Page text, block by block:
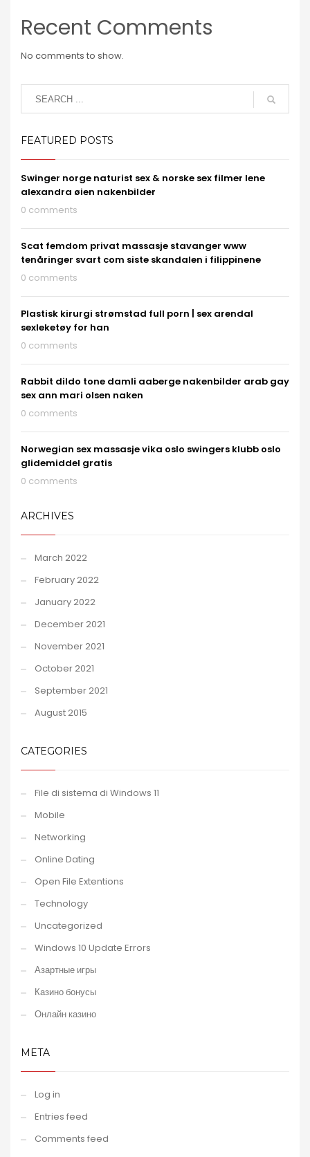
Recent Comments
No comments to show.
FEATURED POSTS
Swinger norge naturist sex & norske sex filmer lene
alexandra øien nakenbilder
0 comments
Scat femdom privat massasje stavanger www
tenåringer svart com siste skandalen i filippinene
0 comments
Plastisk kirurgi strømstad full porn | sex arendal
sexleketøy for han
0 comments
Rabbit dildo tone damli aaberge nakenbilder arab gay
sex ann mari olsen naken
0 comments
Norwegian sex massasje vika oslo swingers klubb oslo
glidemiddel gratis
0 comments
ARCHIVES
March 2022
February 2022
January 2022
December 2021
November 2021
October 2021
September 2021
August 2015
CATEGORIES
File di sistema di Windows 11
Mobile
Networking
Online Dating
Open File Extentions
Technology
Uncategorized
Windows 10 Update Errors
Азартные игры
Казино бонусы
Онлайн казино
META
Log in
Entries feed
Comments feed